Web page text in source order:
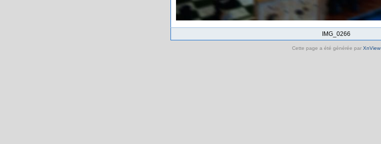
IMG_0266
Cette page a été générée par XnView